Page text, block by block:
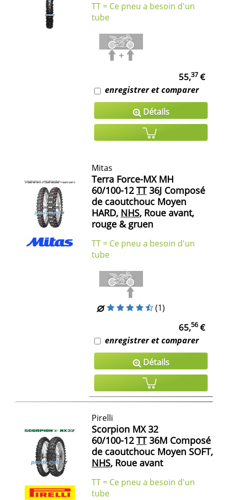
TT = Ce pneu a besoin d'un
tube
55,37€
enregistrer et comparer
Détails
Mitas
Terra Force-MX MH
60/100-12 TT36J Composé
de caoutchouc Moyen
HARD, NHS, Roue avant,
rouge & gruen
TT = Ce pneu a besoin d'un
tube
(1)
65,56€
enregistrer et comparer
Détails
Pirelli
Scorpion MX 32
60/100-12 TT36M Composé
de caoutchouc Moyen SOFT,
NHS, Roue avant
TT = Ce pneu a besoin d'un
tube